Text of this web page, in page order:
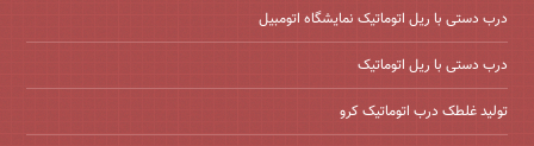
درب دستی با ریل اتوماتیک نمایشگاه اتومبیل
درب دستی با ریل اتوماتیک
تولید غلطک درب اتوماتیک کرو